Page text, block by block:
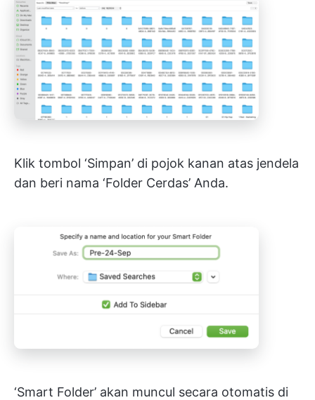
Klik tombol ‘Simpan’ di pojok kanan atas jendela
dan beri nama ‘Folder Cerdas’ Anda.
‘Smart Folder’ akan muncul secara otomatis di